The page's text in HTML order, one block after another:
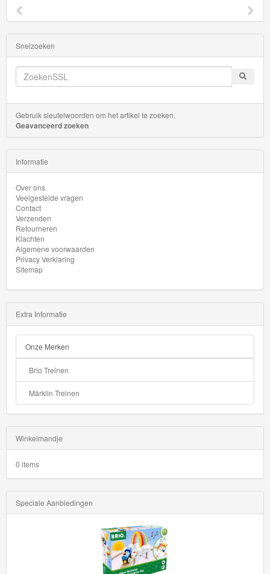
3
Aanbiedingen
Märklin
H0
Treinen
Snelzoeken
Gebruik sleutelwoorden om het artikel te zoeken.
Geavanceerd zoeken
Informatie
Over ons
Veelgestelde vragen
Contact
Verzenden
Retourneren
Klachten
Algemene voorwaarden
Privacy Verklaring
Sitemap
Extra Informatie
Onze Merken
Brio Treinen
Märklin Treinen
Winkelmandje
0 items
Speciale Aanbiedingen